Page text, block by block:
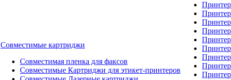
Совместимые картриджи
Совместимая пленка для факсов
Совместимые Картриджи для этикет-принтеров